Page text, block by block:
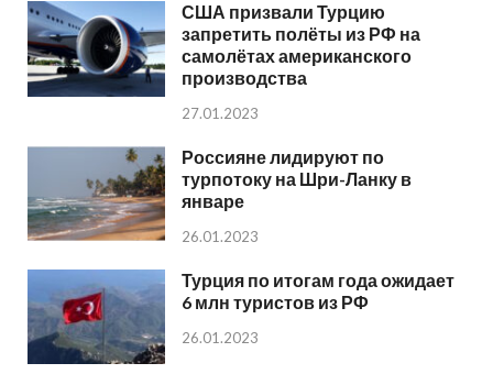
США призвали Турцию
запретить полёты из РФ на
самолётах американского
производства
27.01.2023
Россияне лидируют по
турпотоку на Шри-Ланку в
январе
26.01.2023
Турция по итогам года ожидает
6 млн туристов из РФ
26.01.2023